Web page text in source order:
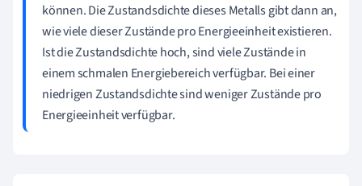
können. Die Zustandsdichte dieses Metalls gibt dann an,
wie viele dieser Zustände pro Energieeinheit existieren.
Ist die Zustandsdichte hoch, sind viele Zustände in
einem schmalen Energiebereich verfügbar. Bei einer
niedrigen Zustandsdichte sind weniger Zustände pro
Energieeinheit verfügbar.